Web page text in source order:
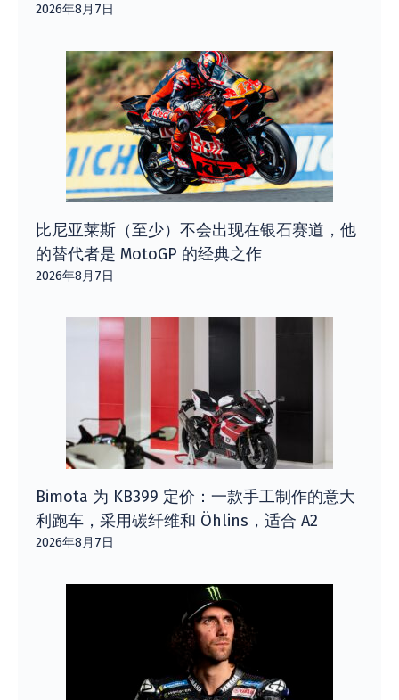
2026年8月7日
比尼亚莱斯（至少）不会出现在银石赛道，他
的替代者是 MotoGP 的经典之作
2026年8月7日
Bimota 为 KB399 定价：一款手工制作的意大
利跑车，采用碳纤维和 Öhlins，适合 A2
2026年8月7日